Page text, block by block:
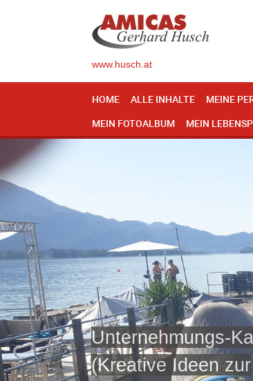
www.husch.at
HOME ALLE INHALTE MEINE
MEIN FOTOALBUM
MEIN
Unternehmungs-
(Kreative Ideen zur